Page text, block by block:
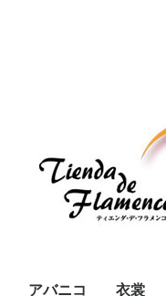
アバニコ 衣裳